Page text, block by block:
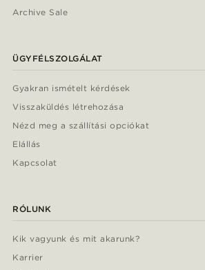
Archive Sale
ÜGYFÉLSZOLGÁLAT
Gyakran ismételt kérdések
Visszaküldés létrehozása
Nézd meg a szállítási opciókat
Elállás
Kapcsolat
RÓLUNK
Kik vagyunk és mit akarunk?
Karrier